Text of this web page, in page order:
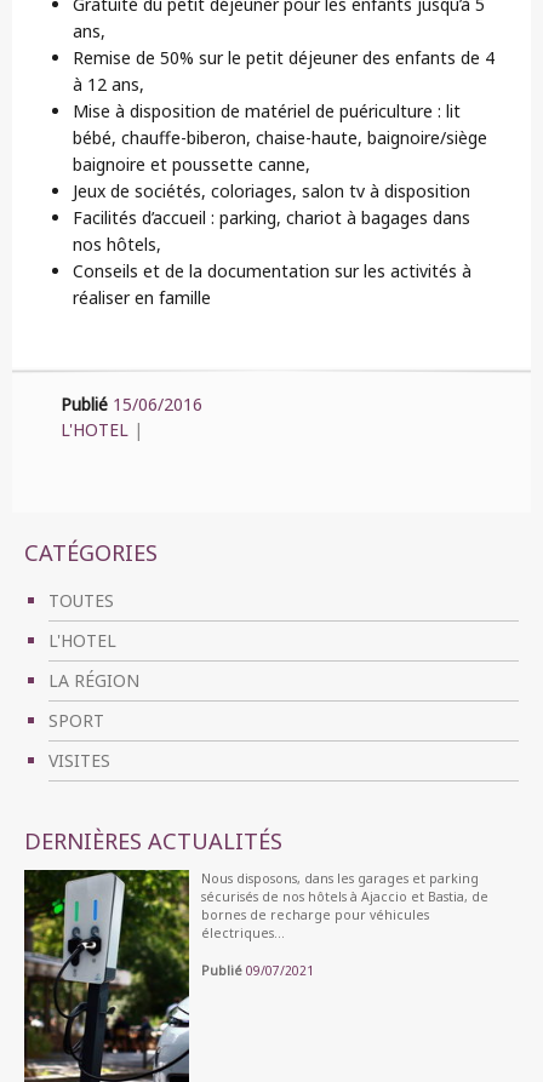
ans,
Remise de 50% sur le petit déjeuner des enfants de 4
à 12 ans,
Mise à disposition de matériel de puériculture : lit
bébé, chauffe-biberon, chaise-haute, baignoire/siège
baignoire et poussette canne,
Jeux de sociétés, coloriages, salon tv à disposition
Facilités d’accueil : parking, chariot à bagages dans
nos hôtels,
Conseils et de la documentation sur les activités à
réaliser en famille
Publié 15/06/2016
L'HOTEL |
CATÉGORIES
TOUTES
L'HOTEL
LA RÉGION
SPORT
VISITES
DERNIÈRES ACTUALITÉS
Nous disposons, dans les garages et parking
sécurisés de nos hôtels à Ajaccio et Bastia, de
bornes de recharge pour véhicules
électriques...
Publié 09/07/2021